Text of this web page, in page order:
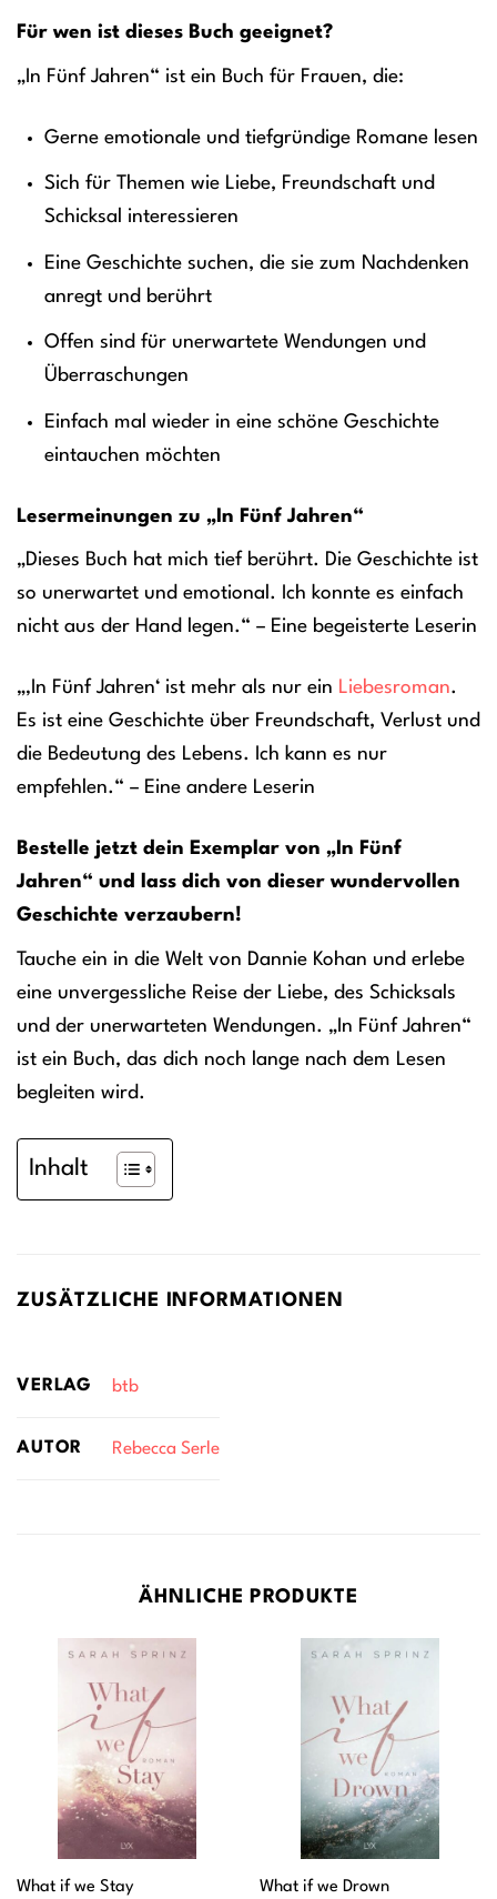
Für wen ist dieses Buch geeignet?
„In Fünf Jahren“ ist ein Buch für Frauen, die:
Gerne emotionale und tiefgründige Romane lesen
Sich für Themen wie Liebe, Freundschaft und
Schicksal interessieren
Eine Geschichte suchen, die sie zum Nachdenken
anregt und berührt
Offen sind für unerwartete Wendungen und
Überraschungen
Einfach mal wieder in eine schöne Geschichte
eintauchen möchten
Lesermeinungen zu „In Fünf Jahren“
„Dieses Buch hat mich tief berührt. Die Geschichte ist
so unerwartet und emotional. Ich konnte es einfach
nicht aus der Hand legen.“ – Eine begeisterte Leserin
„‚In Fünf Jahren‘ ist mehr als nur ein Liebesroman.
Es ist eine Geschichte über Freundschaft, Verlust und
die Bedeutung des Lebens. Ich kann es nur
empfehlen.“ – Eine andere Leserin
Bestelle jetzt dein Exemplar von „In Fünf
Jahren“ und lass dich von dieser wundervollen
Geschichte verzaubern!
Tauche ein in die Welt von Dannie Kohan und erlebe
eine unvergessliche Reise der Liebe, des Schicksals
und der unerwarteten Wendungen. „In Fünf Jahren“
ist ein Buch, das dich noch lange nach dem Lesen
begleiten wird.
Inhalt
ZUSÄTZLICHE INFORMATIONEN
VERLAG btb
AUTOR Rebecca Serle
ÄHNLICHE PRODUKTE
What if we Stay What if we Drown